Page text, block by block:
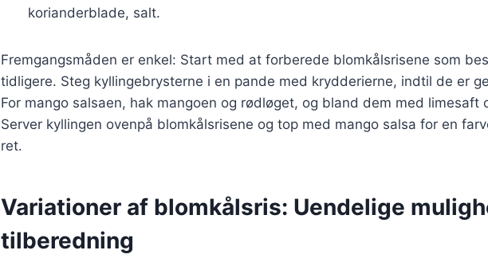
korianderblade, salt.
Fremgangsmåden er enkel: Start med at forberede blomkålsrisene som
tidligere. Steg kyllingebrysterne i en pande med krydderierne, indtil de er
For mango salsaen, hak mangoen og rødløget, og bland dem med limesaft
Server kyllingen ovenpå blomkålsrisene og top med mango salsa for en
ret.
Variationer af blomkålsris: Uendelige
tilberedning